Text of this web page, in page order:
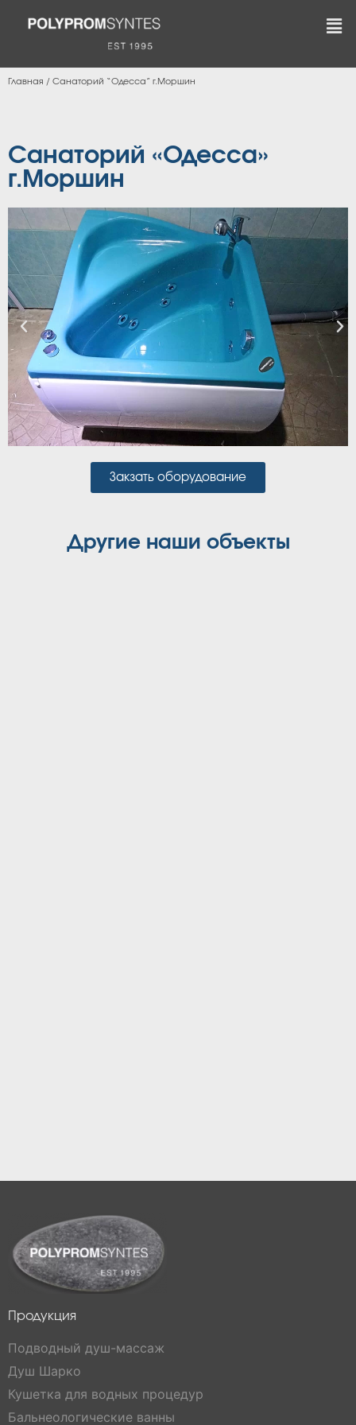
Главная / Санаторий “Одесса” г.Моршин
Санаторий «Одесса»
г.Моршин
Закзать оборудование
Другие наши объекты
Продукция
Подводный душ-массаж
Душ Шарко
Кушетка для водных процедур
Бальнеологические ванны